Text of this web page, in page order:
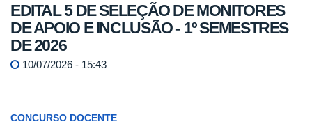
EDITAL 5 DE SELEÇÃO DE MONITORES
DE APOIO E INCLUSÃO - 1º SEMESTRES
DE 2026
10/07/2026 - 15:43
CONCURSO DOCENTE